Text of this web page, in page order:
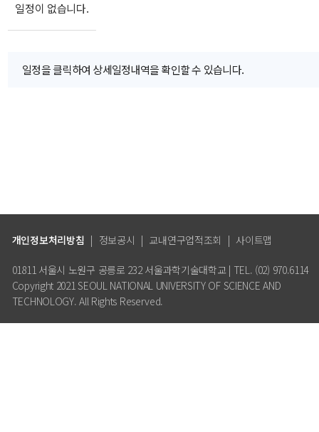
일정이 없습니다.
일정을 클릭하여 상세일정내역을 확인할 수 있습니다.
개인정보처리방침 | 정보공시 | 교내연구업적조회 | 사이트맵
01811 서울시 노원구 공릉로 232 서울과학기술대학교 | TEL. (02) 970.6114
Copyright 2021 SEOUL NATIONAL UNIVERSITY OF SCIENCE AND
TECHNOLOGY. All Rights Reserved.